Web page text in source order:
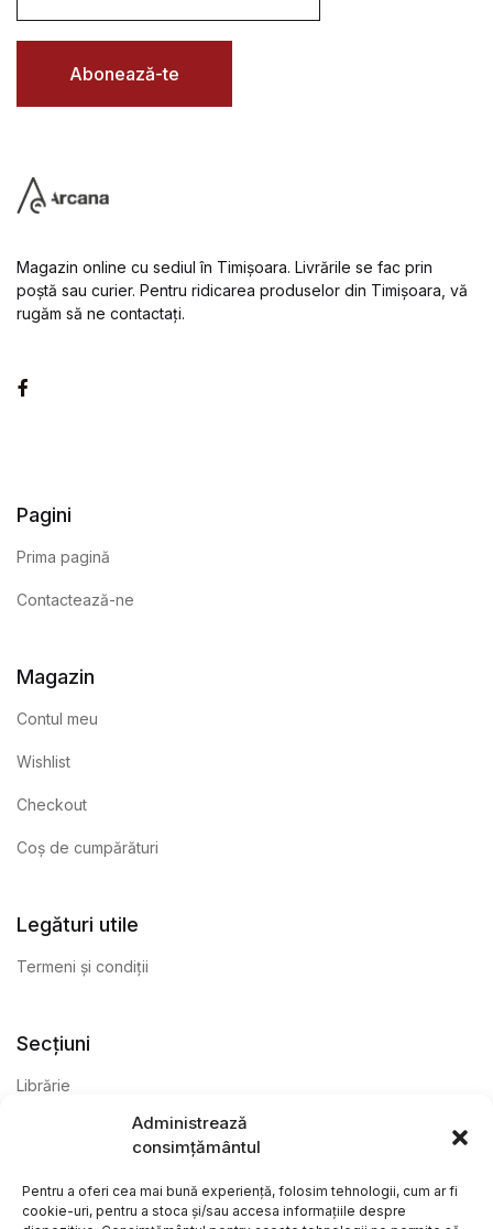
Administrează
consimțământul
Pentru a oferi cea mai bună experiență, folosim tehnologii, cum ar fi
cookie-uri, pentru a stoca și/sau accesa informațiile despre
i
l
Abonează-te
Magazin online cu sediul în Timișoara. Livrările se fac prin
poștă sau curier. Pentru ridicarea produselor din Timișoara, vă
rugăm să ne contactați.
Pagini
Prima pagină
Contactează-ne
Magazin
Contul meu
Wishlist
Checkout
Coș de cumpărături
Legături utile
Termeni și condiții
Secțiuni
Librărie